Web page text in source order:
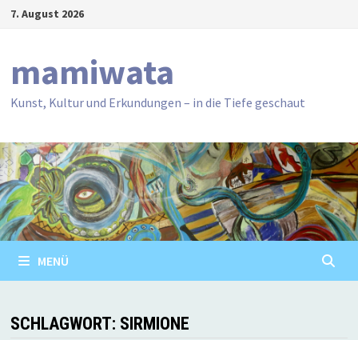
Zum7. August 2026
mamiwata
Kunst, Kultur und Erkundungen – in die Tiefe geschaut
MENÜ
SCHLAGWORT: SIRMIONE